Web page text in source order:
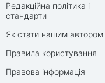
Редакційна політика і
стандарти
Як стати нашим автором
Правила користування
Правова інформація